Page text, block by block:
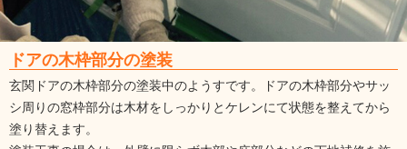
ドアの木枠部分の塗装
玄関ドアの木枠部分の塗装中のようすです。ドアの木枠部分やサッ
シ周りの窓枠部分は木材をしっかりとケレンにて状態を整えてから
塗り替えます。